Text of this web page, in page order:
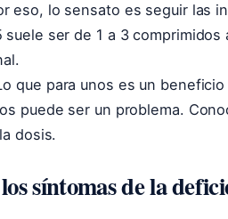
eso, lo sensato es seguir las
suele ser de 1 a 3
que para unos es un
puede ser un problema.
dosis.
síntomas de la